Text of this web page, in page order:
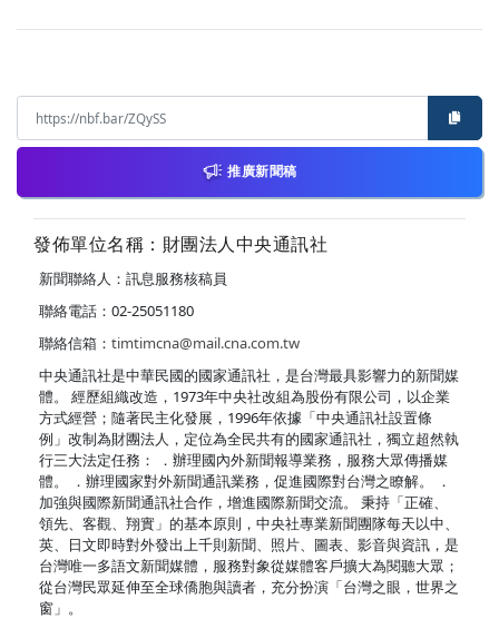
推廣新聞稿
發佈單位名稱：財團法人中央通訊社
新聞聯絡人：訊息服務核稿員
聯絡電話：02-25051180
聯絡信箱： timtimcna@mail.cna.com.tw
中央通訊社是中華民國的國家通訊社，是台灣最具影響力的新聞媒
體。 經歷組織改造，1973年中央社改組為股份有限公司，以企業
方式經營；隨著民主化發展，1996年依據「中央通訊社設置條
例」改制為財團法人，定位為全民共有的國家通訊社，獨立超然執
行三大法定任務： ．辦理國內外新聞報導業務，服務大眾傳播媒
體。 ．辦理國家對外新聞通訊業務，促進國際對台灣之瞭解。 ．
加強與國際新聞通訊社合作，增進國際新聞交流。 秉持「正確、
領先、客觀、翔實」的基本原則，中央社專業新聞團隊每天以中、
英、日文即時對外發出上千則新聞、照片、圖表、影音與資訊，是
台灣唯一多語文新聞媒體，服務對象從媒體客戶擴大為閱聽大眾；
從台灣民眾延伸至全球僑胞與讀者，充分扮演「台灣之眼，世界之
窗」。